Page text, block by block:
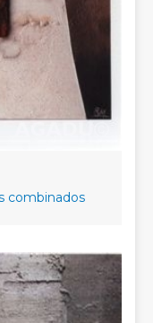
combinados